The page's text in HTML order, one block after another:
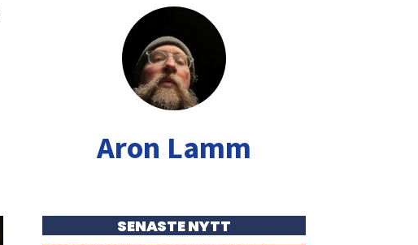
Aron Lamm
SENASTE NYTT